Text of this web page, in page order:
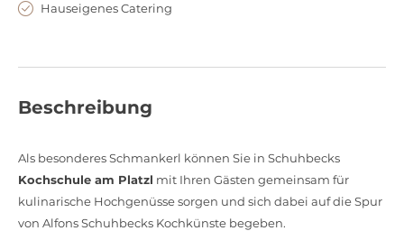
Hauseigenes Catering
Beschreibung
Als besonderes Schmankerl können Sie in Schuhbecks
Kochschule am Platzl mit Ihren Gästen gemeinsam für
kulinarische Hochgenüsse sorgen und sich dabei auf die Spur
von Alfons Schuhbecks Kochkünste begeben.